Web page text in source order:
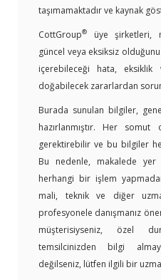
taşımamaktadır ve kaynak
CottGroup®
üye şirketleri,
güncel veya eksiksiz
içerebileceği hata, eksiklik
doğabilecek zararlardan
Burada sunulan bilgiler,
hazırlanmıştır. Her
gerektirebilir ve bu bilgiler
Bu nedenle, makalede
herhangi bir işlem
mali, teknik ve diğer
profesyonele danışmanız
müşterisiyseniz, özel
temsilcinizden bilgi
değilseniz, lütfen ilgili bir